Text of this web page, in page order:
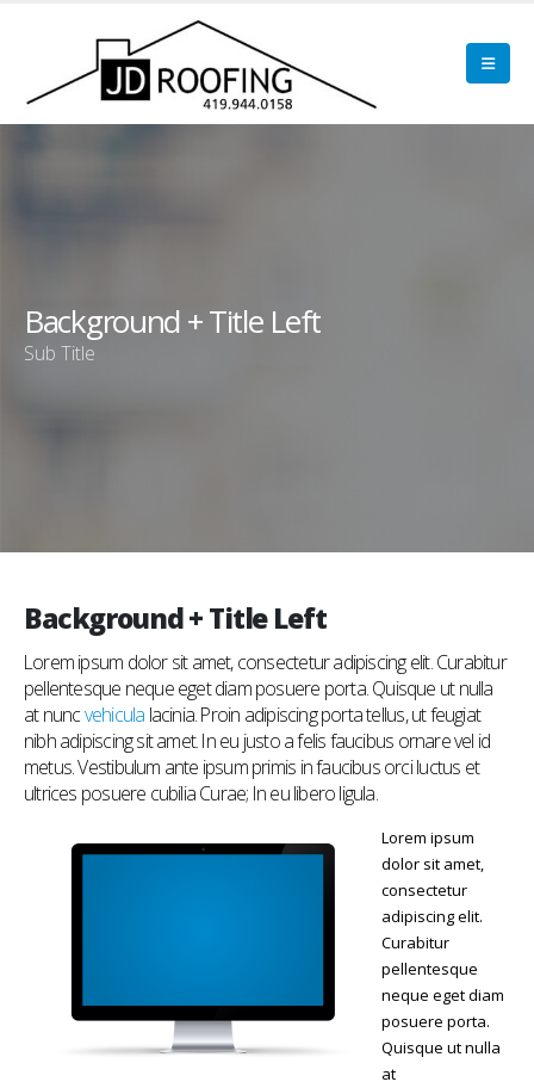
Background + Title Left
Sub Title
Background + Title Left
Lorem ipsum dolor sit amet, consectetur adipiscing elit. Curabitur
pellentesque neque eget diam posuere porta. Quisque ut nulla
at nuncvehicula lacinia. Proin adipiscing porta tellus, ut feugiat
nibh adipiscing sit amet. In eu justo a felis faucibus ornare vel id
metus. Vestibulum ante ipsum primis in faucibus orci luctus et
ultrices posuere cubilia Curae; In eu libero ligula.
Lorem ipsum
dolor sit amet,
consectetur
adipiscing elit.
Curabitur
pellentesque
neque eget diam
posuere porta.
Quisque ut nulla
at